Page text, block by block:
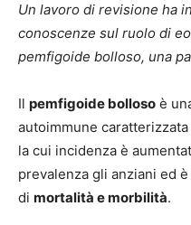
Un lavoro di revisione ha
conoscenze sul ruolo di
pemfigoide bolloso, una
Il pemfigoide bolloso è
autoimmune
la cui incidenza è
prevalenza gli anziani ed
di mortalità e morbilità.